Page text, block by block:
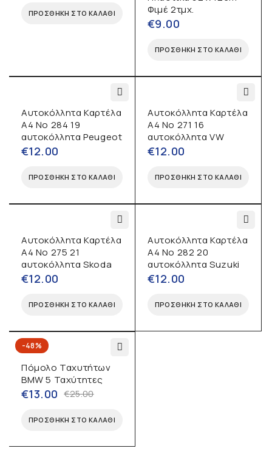
ΠΡΟΣΘΉΚΗ ΣΤΟ ΚΑΛΆΘΙ
Φιμέ 2τμχ.
€9.00
ΠΡΟΣΘΉΚΗ ΣΤΟ ΚΑΛΆΘΙ
Αυτοκόλλητα Καρτέλα
Α4 No 284 19
αυτοκόλλητα Peugeot
€12.00
ΠΡΟΣΘΉΚΗ ΣΤΟ ΚΑΛΆΘΙ
Αυτοκόλλητα Καρτέλα
Α4 No 271 16
αυτοκόλλητα VW
€12.00
ΠΡΟΣΘΉΚΗ ΣΤΟ ΚΑΛΆΘΙ
Αυτοκόλλητα Καρτέλα
Α4 No 275 21
αυτοκόλλητα Skoda
€12.00
ΠΡΟΣΘΉΚΗ ΣΤΟ ΚΑΛΆΘΙ
Αυτοκόλλητα Καρτέλα
Α4 No 282 20
αυτοκόλλητα Suzuki
€12.00
ΠΡΟΣΘΉΚΗ ΣΤΟ ΚΑΛΆΘΙ
-48%
Πόμολο Ταχυτήτων
BMW 5 Ταχύτητες
€25.00
€13.00
ΠΡΟΣΘΉΚΗ ΣΤΟ ΚΑΛΆΘΙ